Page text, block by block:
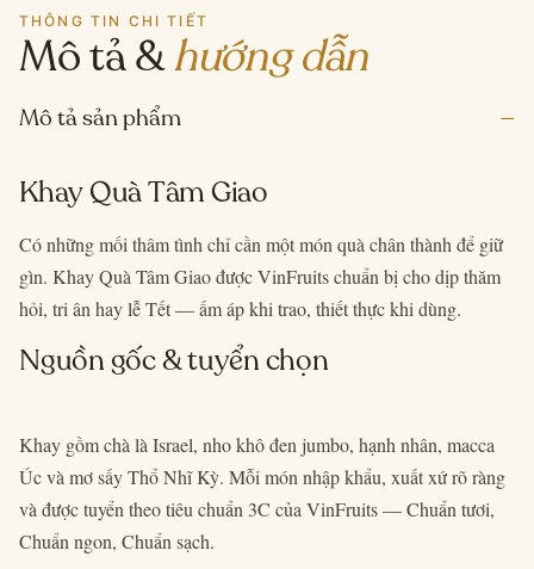
THÔNG TIN CHI TIẾT
Mô tả &hướng dẫn
Mô tả sản phẩm
–
Khay Quà Tâm Giao
Có những mối thâm tình chỉ cần một món quà chân thành để giữ
gìn. Khay Quà Tâm Giao được VinFruits chuẩn bị cho dịp thăm
hỏi, tri ân hay lễ Tết — ấm áp khi trao, thiết thực khi dùng.
Nguồn gốc & tuyển chọn
Khay gồm chà là Israel, nho khô đen jumbo, hạnh nhân, macca
Úc và mơ sấy Thổ Nhĩ Kỳ. Mỗi món nhập khẩu, xuất xứ rõ ràng
và được tuyển theo tiêu chuẩn 3C của VinFruits — Chuẩn tươi,
Chuẩn ngon, Chuẩn sạch.